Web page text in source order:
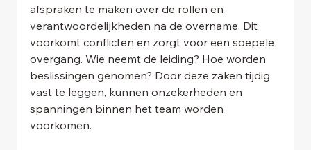
afspraken te maken over de rollen en
verantwoordelijkheden na de overname. Dit
voorkomt conflicten en zorgt voor een soepele
overgang. Wie neemt de leiding? Hoe worden
beslissingen genomen? Door deze zaken tijdig
vast te leggen, kunnen onzekerheden en
spanningen binnen het team worden
voorkomen.